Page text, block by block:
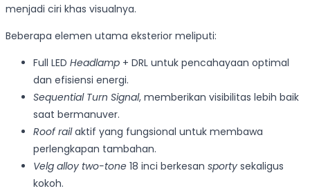
menjadi ciri khas visualnya.
Beberapa elemen utama eksterior meliputi:
Full LED Headlamp + DRL untuk pencahayaan optimal
dan efisiensi energi.
Sequential Turn Signal, memberikan visibilitas lebih baik
saat bermanuver.
Roof railaktif yang fungsional untuk membawa
perlengkapan tambahan.
Velg alloy two-tone 18 inci berkesan sporty sekaligus
kokoh.